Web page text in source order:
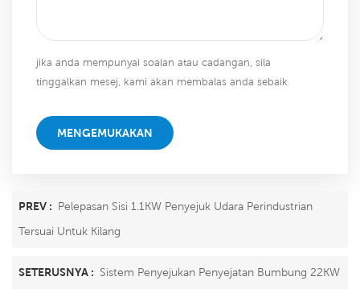
jika anda mempunyai soalan atau cadangan, sila
tinggalkan mesej, kami akan membalas anda sebaik
MENGEMUKAKAN
PREV : Pelepasan Sisi 1.1KW Penyejuk Udara Perindustrian
Tersuai Untuk Kilang
SETERUSNYA : Sistem Penyejukan Penyejatan Bumbung 22KW